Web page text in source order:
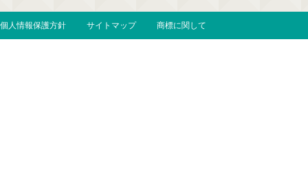
個人情報保護方針 サイトマップ 商標に関して